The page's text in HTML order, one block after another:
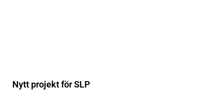
Nytt projekt för SLP